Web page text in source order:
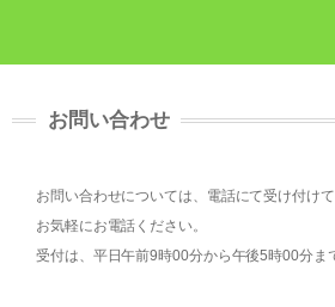
お問い合わせ
お問い合わせについては、電話にて受け付けて
お気軽にお電話ください。
受付は、平日午前9時00分から午後5時00分ま